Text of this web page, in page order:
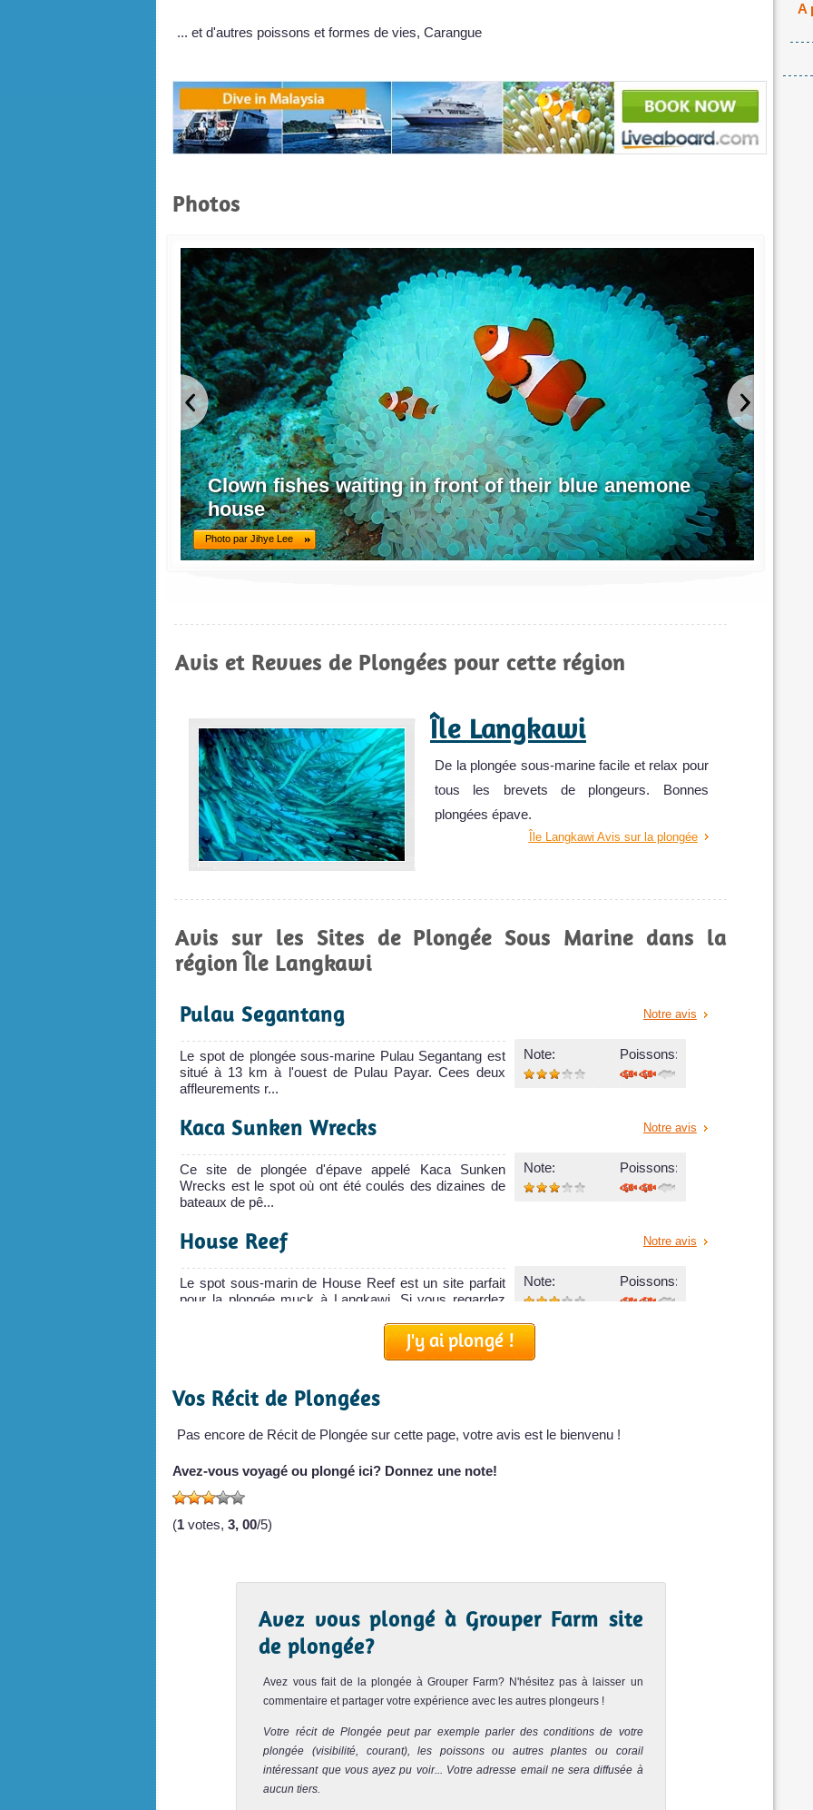
... et d'autres poissons et formes de vies, Carangue
Photos
Clown fishes waiting in front of their blue anemone
house
Photo par Jihye Lee
Avis et Revues de Plongées pour cette région
Île Langkawi
De la plongée sous-marine facile et relax pour
tous les brevets de plongeurs. Bonnes
plongées épave.
Île Langkawi Avis sur la plongée
Avis sur les Sites de Plongée Sous Marine dans la
région Île Langkawi
Notre avis
Pulau Segantang
Note: Poissons:
Le spot de plongée sous-marine Pulau Segantang est
situé à 13 km à l'ouest de Pulau Payar. Cees deux
affleurements r...
Notre avis
Kaca Sunken Wrecks
Note: Poissons:
Ce site de plongée d'épave appelé Kaca Sunken
Wrecks est le spot où ont été coulés des dizaines de
bateaux de pê...
Notre avis
House Reef
Note: Poissons:
Le spot sous-marin de House Reef est un site parfait
pour la plongée muck à Langkawi. Si vous regardez
J'y ai plongé !
Vos Récit de Plongées
Pas encore de Récit de Plongée sur cette page, votre avis est le bienvenu !
Avez-vous voyagé ou plongé ici? Donnez une note!
(1 votes, 3, 00/5)
Avez vous plongé à Grouper Farm site
de plongée?
Avez vous fait de la plongée à Grouper Farm? N'hésitez pas à laisser un
commentaire et partager votre expérience avec les autres plongeurs !
Votre récit de Plongée peut par exemple parler des conditions de votre
plongée (visibilité, courant), les poissons ou autres plantes ou corail
intéressant que vous ayez pu voir... Votre adresse email ne sera diffusée à
aucun tiers.
A